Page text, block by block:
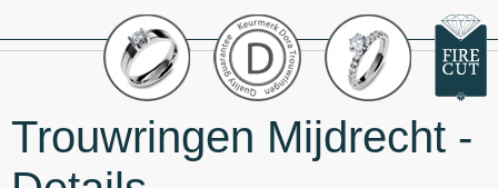
Trouwringen Mijdrecht -